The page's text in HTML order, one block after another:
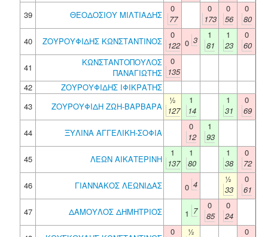
39
ΘΕΟΔΟΣΙΟΥ ΜΙΛΤΙΑΔΗΣ
0
77
0
173
0
56
0
80
40
ΖΟΥΡΟΥΦΙΔΗΣ ΚΩΝΣΤΑΝΤΙΝΟΣ
0
122 0 3
1
81
1
23
0
60
41
ΚΩΝΣΤΑΝΤΟΠΟΥΛΟΣ
ΠΑΝΑΓΙΩΤΗΣ
0
135
42
ΖΟΥΡΟΥΦΙΔΗΣ ΙΦΙΚΡΑΤΗΣ
43
ΖΟΥΡΟΥΦΙΔΗ ΖΩΗ-ΒΑΡΒΑΡΑ
½
127
1
14
1
31
0
69
44
ΞΥΛΙΝΑ ΑΓΓΕΛΙΚΗ-ΣΟΦΙΑ
0
12
1
93
45
ΛΕΩΝ ΑΙΚΑΤΕΡΙΝΗ
1
137
1
80
1
38
0
72
46
ΓΙΑΝΝΑΚΟΣ ΛΕΩΝΙΔΑΣ 0 4
½
33
0
61
47
ΔΑΜΟΥΛΟΣ ΔΗΜΗΤΡΙΟΣ 1 7
0
85
0
24
0
½
0